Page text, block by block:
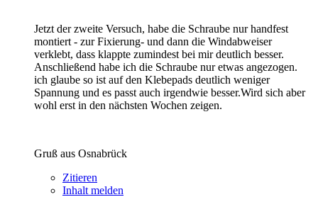
Jetzt der zweite Versuch, habe die Schraube nur handfest
montiert - zur Fixierung- und dann die Windabweiser
verklebt, dass klappte zumindest bei mir deutlich besser.
Anschließend habe ich die Schraube nur etwas angezogen.
ich glaube so ist auf den Klebepads deutlich weniger
Spannung und es passt auch irgendwie besser.Wird sich aber
wohl erst in den nächsten Wochen zeigen.
Gruß aus Osnabrück
Zitieren
Inhalt melden